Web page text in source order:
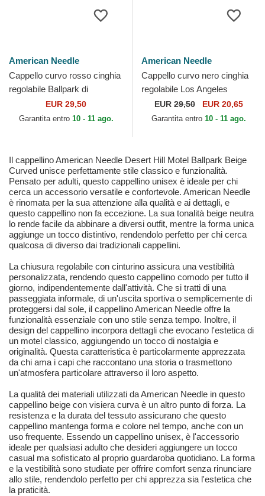
American Needle
Cappello curvo rosso cinghia
regolabile Ballpark di
American Needle
EUR 29,50
Garantita entro 10 - 11 ago.
American Needle
Cappello curvo nero cinghia
regolabile Los Angeles
Dodgers Ballpark dei Los
Angeles Dodgers MLB...
EUR 29,50 EUR 20,65
Garantita entro 10 - 11 ago.
Il cappellino American Needle Desert Hill Motel Ballpark Beige
Curved unisce perfettamente stile classico e funzionalità.
Pensato per adulti, questo cappellino unisex è ideale per chi
cerca un accessorio versatile e confortevole. American Needle
è rinomata per la sua attenzione alla qualità e ai dettagli, e
questo cappellino non fa eccezione. La sua tonalità beige neutra
lo rende facile da abbinare a diversi outfit, mentre la forma unica
aggiunge un tocco distintivo, rendendolo perfetto per chi cerca
qualcosa di diverso dai tradizionali cappellini.
La chiusura regolabile con cinturino assicura una vestibilità
personalizzata, rendendo questo cappellino comodo per tutto il
giorno, indipendentemente dall'attività. Che si tratti di una
passeggiata informale, di un'uscita sportiva o semplicemente di
proteggersi dal sole, il cappellino American Needle offre la
funzionalità essenziale con uno stile senza tempo. Inoltre, il
design del cappellino incorpora dettagli che evocano l'estetica di
un motel classico, aggiungendo un tocco di nostalgia e
originalità. Questa caratteristica è particolarmente apprezzata
da chi ama i capi che raccontano una storia o trasmettono
un'atmosfera particolare attraverso il loro aspetto.
La qualità dei materiali utilizzati da American Needle in questo
cappellino beige con visiera curva è un altro punto di forza. La
resistenza e la durata del tessuto assicurano che questo
cappellino mantenga forma e colore nel tempo, anche con un
uso frequente. Essendo un cappellino unisex, è l'accessorio
ideale per qualsiasi adulto che desideri aggiungere un tocco
casual ma sofisticato al proprio guardaroba quotidiano. La forma
e la vestibilità sono studiate per offrire comfort senza rinunciare
allo stile, rendendolo perfetto per chi apprezza sia l'estetica che
la praticità.